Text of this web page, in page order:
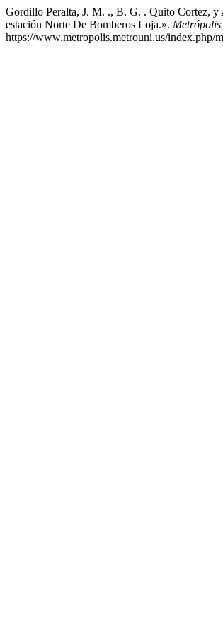
Gordillo Peralta, J. M. ., B. G. . Quito Cortez,
estación Norte De Bomberos Loja.».
https://www.metropolis.metrouni.us/index.php/